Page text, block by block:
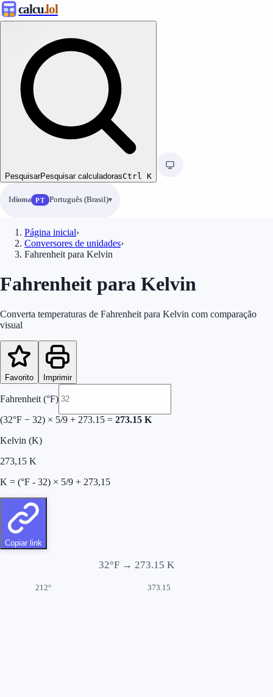
calcu.lol
PesquisarPesquisar calculadorasCtrl K
Idioma PT Português (Brasil)
Página inicial›
Conversores de unidades›
Fahrenheit para Kelvin
Fahrenheit para Kelvin
Converta temperaturas de Fahrenheit para Kelvin com comparação
visual
Favorito Imprimir
Fahrenheit (°F)
(32°F − 32) × 5/9 + 273.15 = 273.15 K
Kelvin (K)
273,15 K
K = (°F - 32) × 5/9 + 273,15
Copiar link
32°F → 273.15 K
212° 373.15